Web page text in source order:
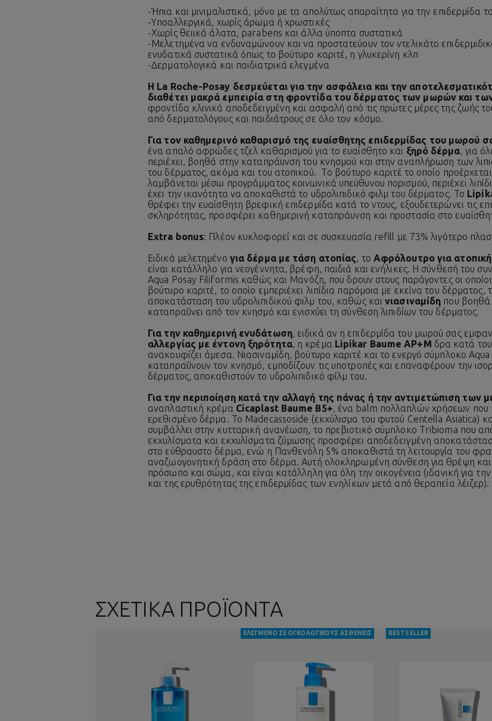
-Ήπια και μινιμαλιστικά, μόνο με τα απολύτως απαραίτητα για την επιδερμίδα
-Υποαλλεργικά, χωρίς άρωμα ή χρωστικές
-Χωρίς θειικά άλατα, parabens και άλλα ύποπτα συστατικά
-Μελετημένα να ενδυναμώνουν και να προστατεύουν τον ντελικάτο
ενυδατικά συστατικά όπως το βούτυρο καριτέ, η γλυκερίνη κλπ
-Δερματολογικά και παιδιατρικά ελεγμένα
Η La Roche-Posay δεσμεύεται για την ασφάλεια και την
διαθέτει μακρά εμπειρία στη φροντίδα του δέρματος των μωρών και
φροντίδα κλινικά αποδεδειγμένη και ασφαλή από τις πρώτες μέρες της ζωής
από δερματολόγους και παιδιάτρους σε όλο τον κόσμο.
Για τον καθημερινό καθαρισμό της ευαίσθητης επιδερμίδας του μωρού
ένα απαλό αφρώδες τζελ καθαρισμού για το ευαίσθητο και ξηρό δέρμα, για
περιέχει, βοηθά στην καταπράυνση του κνησμού και στην αναπλήρωση των
του δέρματος, ακόμα και του ατοπικού. Tο βούτυρο καριτέ το οποίο
λαμβάνεται μέσω προγράμματος κοινωνικά υπεύθυνου πορισμού, περιέχει
έχει την ικανότητα να αποκαθιστά το υδρολιπιδικό φιλμ του δέρματος. Το
θρέφει την ευαίσθητη βρεφική επιδερμίδα κατά το ντους, εξουδετερώνει τις
σκληρότητας, προσφέρει καθημερινή καταπράυνση και προστασία στο
Extra bonus: Πλέον κυκλοφορεί και σε συσκευασία refill με 73% λιγότερο
Ειδικά μελετημένο για δέρμα με τάση ατοπίας, το Αφρόλουτρο για
είναι κατάλληλο για νεογέννητα, βρέφη, παιδιά και ενήλικες. Η σύνθεσή του
Aqua Posay Filiformis καθώς και Μανόζη, που δρουν στους παράγοντες οι
βούτυρο καριτέ, το οποίο εμπεριέχει λιπίδια παρόμοια με εκείνα του
αποκατάσταση του υδρολιπιδικού φιλμ του, καθώς καινιασιναμίδη που βοηθά
καταπραΰνει από τον κνησμό και ενισχύει τη σύνθεση λιπιδίων του δέρματος.
Για την καθημερινή ενυδάτωση, ειδικά αν η επιδερμίδα του μωρού σας
αλλεργίας με έντονη ξηρότητα, η κρέμα Lipikar Baume AP+M δρα κατά
ανακουφίζει άμεσα. Νιασιναμίδη, βούτυρο καριτέ και το ενεργό σύμπλοκο
καταπραΰνουν τον κνησμό, εμποδίζουν τις υποτροπές και επαναφέρουν την
δέρματος, αποκαθιστούν το υδρολιπιδικό φίλμ του.
Για την περιποίηση κατά την αλλαγή της πάνας ή την αντιμετώπιση των
αναπλαστική κρέμα Cicaplast Baume B5+, ένα balm πολλαπλών χρήσεων που
ερεθισμένο δέρμα. Το Madecassoside (εκχύλισμα του φυτού Centella Asiatica)
συμβάλλει στην κυτταρική ανανέωση, το πρεβιοτικό σύμπλοκο Tribioma που
εκχυλίσματα και εκχυλίσματα ζύμωσης προσφέρει αποδεδειγμένη
στο εύθραυστο δέρμα, ενώ η Πανθενόλη 5% αποκαθιστά τη λειτουργία του
αναζωογονητική δράση στο δέρμα. Αυτή ολοκληρωμένη σύνθεση για θρέψη
πρόσωπο και σώμα, και είναι κατάλληλη για όλη την οικογένεια (ιδανική για
και της ερυθρότητας της επιδερμίδας των ενηλίκων μετά από θεραπεία λέιζερ).
ΣΧΕΤΙΚΑ ΠΡΟΪΟΝΤΑ
ΕΛΕΓΜΕΝΟ ΣΕ ΟΓΚΟΛΟΓΙΚΟΥΣ ΑΣΘΕΝΕΙΣ BESTSELLER